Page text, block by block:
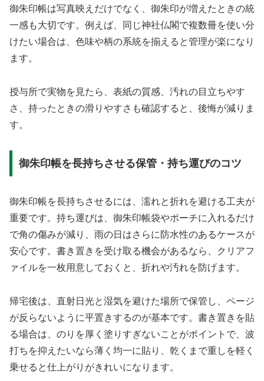
御朱印帳は写真映えだけでなく、御朱印が増えたときの統
一感も大切です。例えば、同じ神社仏閣で複数冊を使い分
けたい場合は、色味や柄の系統を揃えると管理が楽になり
ます。
授与所で実物を見たら、表紙の質感、汚れの目立ちやす
さ、持ったときの滑りやすさも確認すると、後悔が減りま
す。
御朱印帳を長持ちさせる保管・持ち運びのコツ
御朱印帳を長持ちさせるには、濡れと折れを避ける工夫が
重要です。持ち運びは、御朱印帳袋やポーチに入れるだけ
で角の傷みが減り、雨の日はさらに防水性のあるケースが
安心です。書き置きを受け取る機会があるなら、クリアフ
ァイルを一枚用意しておくと、折れや汚れを防げます。
帰宅後は、直射日光と湿気を避けた場所で保管し、ページ
が反らないように平置きするのが基本です。書き置きを貼
る場合は、のりを厚く塗りすぎないことがポイントで、波
打ちを抑えたいなら薄く均一に貼り、乾くまで重しを軽く
乗せると仕上がりがきれいになります。